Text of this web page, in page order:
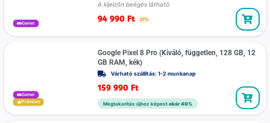
Gamer
A kijelzőn beégés látható.
94 990 Ft 27%
Gamer
Prémium
Google Pixel 8 Pro (Kiváló, független, 128 GB, 12
GB RAM, kék)
Várható szállítás: 1-2 munkanap
159 990 Ft
Megtakarítás újhoz képest akár 40%